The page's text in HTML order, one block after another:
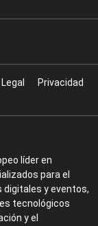
Privacidad
líder en
para el
y eventos,
tecnológicos
y el